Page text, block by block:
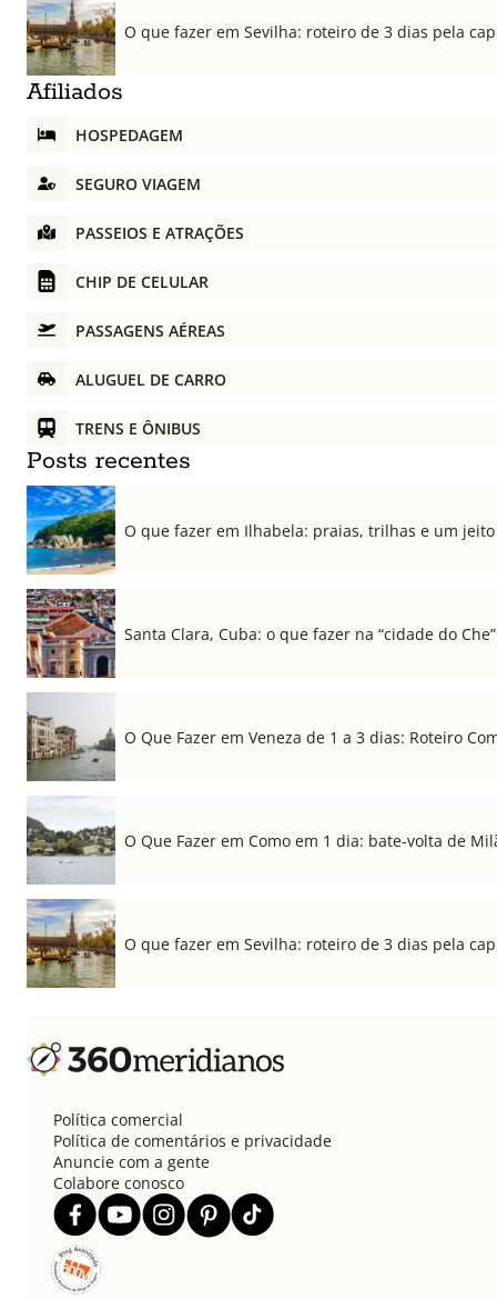
O que fazer em Sevilha: roteiro de 3 dias pela
Afiliados
HOSPEDAGEM
SEGURO VIAGEM
PASSEIOS E ATRAÇÕES
CHIP DE CELULAR
PASSAGENS AÉREAS
ALUGUEL DE CARRO
TRENS E ÔNIBUS
Posts recentes
O que fazer em Ilhabela: praias, trilhas e um
Santa Clara, Cuba: o que fazer na “cidade do Che”
O Que Fazer em Veneza de 1 a 3 dias: Roteiro
O Que Fazer em Como em 1 dia: bate-volta de
O que fazer em Sevilha: roteiro de 3 dias pela
Política comercial
Política de comentários e privacidade
Anuncie com a gente
Colabore conosco